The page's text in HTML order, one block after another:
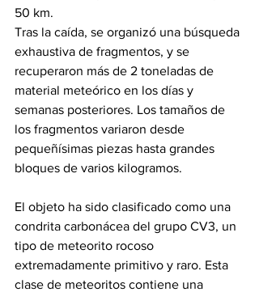
50 km.
Tras la caída, se organizó una búsqueda
exhaustiva de fragmentos, y se
recuperaron más de 2 toneladas de
material meteórico en los días y
semanas posteriores. Los tamaños de
los fragmentos variaron desde
pequeñísimas piezas hasta grandes
bloques de varios kilogramos.
El objeto ha sido clasificado como una
condrita carbonácea del grupo CV3, un
tipo de meteorito rocoso
extremadamente primitivo y raro. Esta
clase de meteoritos contiene una